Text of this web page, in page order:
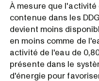
À mesure que
contenue dans les
devient moins
en moins comme de
activité de l'eau de
présente dans le
d'énergie pour